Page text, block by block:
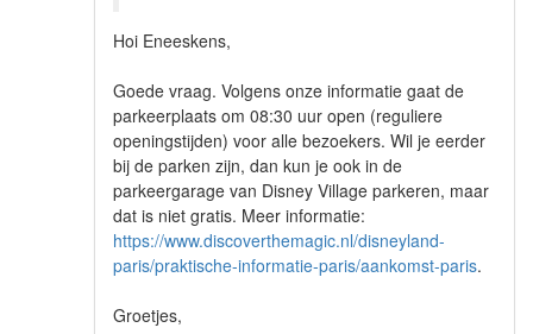
Hoi Eneeskens,
Goede vraag. Volgens onze informatie gaat de
parkeerplaats om 08:30 uur open (reguliere
openingstijden) voor alle bezoekers. Wil je eerder
bij de parken zijn, dan kun je ook in de
parkeergarage van Disney Village parkeren, maar
dat is niet gratis. Meer informatie:
https://www.discoverthemagic.nl/disneyland-
paris/praktische-informatie-paris/aankomst-paris.
Groetjes,